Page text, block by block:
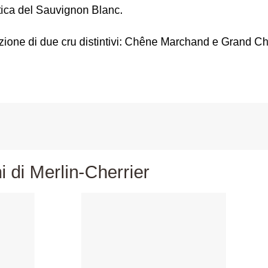
del Sauvignon Blanc.
di due cru distintivi: Chêne Marchand e Grand
di Merlin-Cherrier